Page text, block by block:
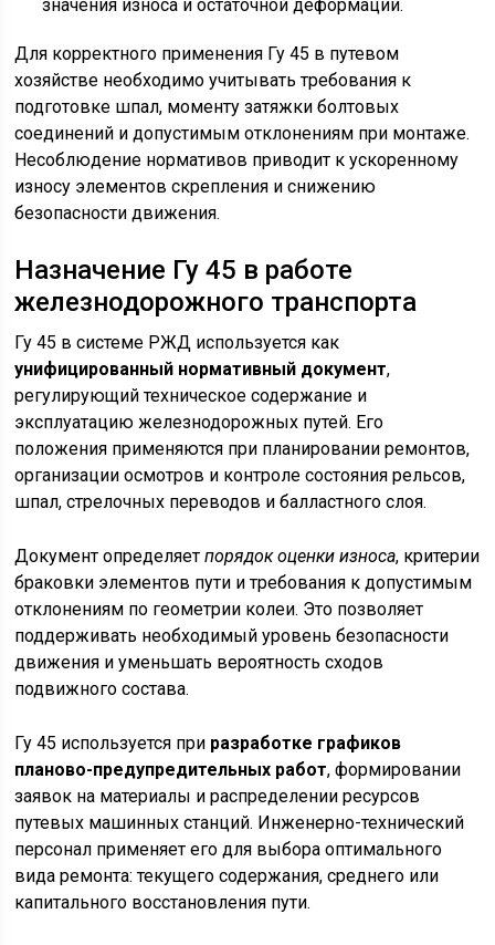
значения износа и остаточной деформации.
Для корректного применения Гу 45 в путевом
хозяйстве необходимо учитывать требования к
подготовке шпал, моменту затяжки болтовых
соединений и допустимым отклонениям при монтаже.
Несоблюдение нормативов приводит к ускоренному
износу элементов скрепления и снижению
безопасности движения.
Назначение Гу 45 в работе
железнодорожного транспорта
Гу 45 в системе РЖД используется как
унифицированный нормативный документ,
регулирующий техническое содержание и
эксплуатацию железнодорожных путей. Его
положения применяются при планировании ремонтов,
организации осмотров и контроле состояния рельсов,
шпал, стрелочных переводов и балластного слоя.
Документ определяетпорядок оценки износа, критерии
браковки элементов пути и требования к допустимым
отклонениям по геометрии колеи. Это позволяет
поддерживать необходимый уровень безопасности
движения и уменьшать вероятность сходов
подвижного состава.
Гу 45 используется при разработке графиков
планово-предупредительных работ, формировании
заявок на материалы и распределении ресурсов
путевых машинных станций. Инженерно-технический
персонал применяет его для выбора оптимального
вида ремонта: текущего содержания, среднего или
капитального восстановления пути.